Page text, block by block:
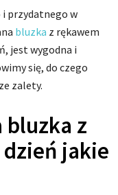
i przydatnego w
bluzka z rękawem
jest wygodna i
się, do czego
zalety.
bluzka z
jakie